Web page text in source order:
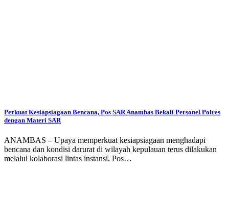
Perkuat Kesiapsiagaan Bencana, Pos SAR Anambas Bekali Personel Polres
dengan Materi SAR
ANAMBAS – Upaya memperkuat kesiapsiagaan menghadapi
bencana dan kondisi darurat di wilayah kepulauan terus dilakukan
melalui kolaborasi lintas instansi. Pos…